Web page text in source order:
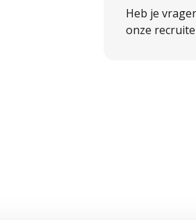
Heb je
onze